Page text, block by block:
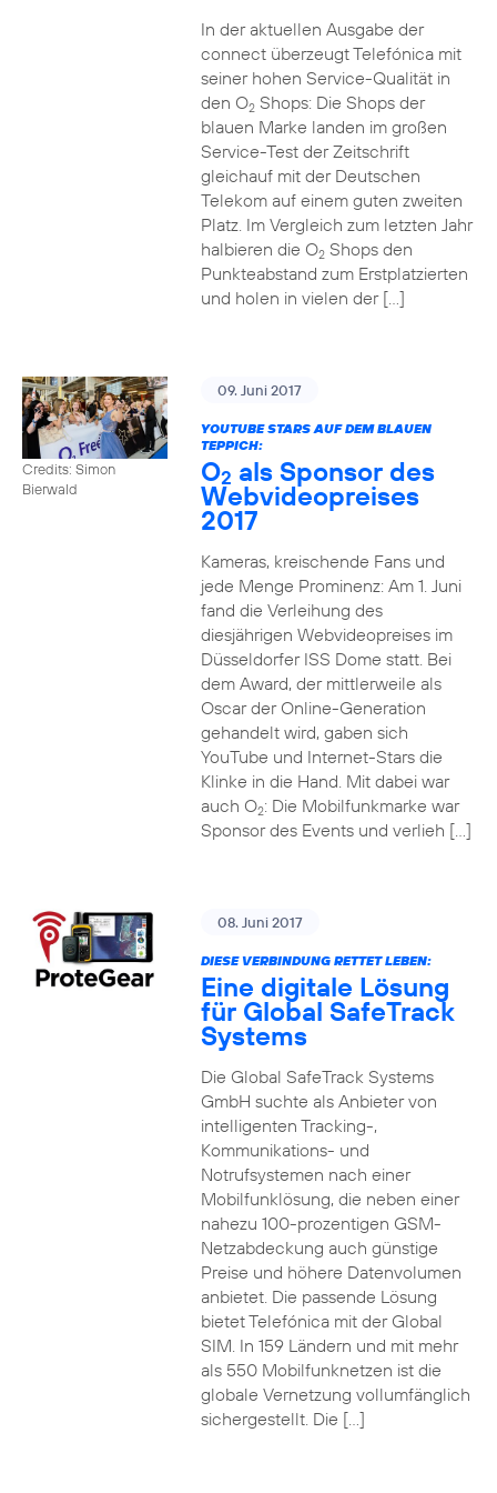
In der aktuellen Ausgabe der
connect überzeugt Telefónica mit
seiner hohen Service-Qualität in
den O2Shops: Die Shops der
blauen Marke landen im großen
Service-Test der Zeitschrift
gleichauf mit der Deutschen
Telekom auf einem guten zweiten
Platz. Im Vergleich zum letzten Jahr
halbieren die O2Shops den
Punkteabstand zum Erstplatzierten
und holen in vielen der […]
Credits: Simon
Bierwald
09. Juni 2017
YOUTUBE STARS AUF DEM BLAUEN
TEPPICH:
O2 als Sponsor des
Webvideopreises
2017
Kameras, kreischende Fans und
jede Menge Prominenz: Am 1. Juni
fand die Verleihung des
diesjährigen Webvideopreises im
Düsseldorfer ISS Dome statt. Bei
dem Award, der mittlerweile als
Oscar der Online-Generation
gehandelt wird, gaben sich
YouTube und Internet-Stars die
Klinke in die Hand. Mit dabei war
auch O2: Die Mobilfunkmarke war
Sponsor des Events und verlieh […]
08. Juni 2017
DIESE VERBINDUNG RETTET LEBEN:
Eine digitale Lösung
für Global SafeTrack
Systems
Die Global SafeTrack Systems
GmbH suchte als Anbieter von
intelligenten Tracking-,
Kommunikations- und
Notrufsystemen nach einer
Mobilfunklösung, die neben einer
nahezu 100-prozentigen GSM-
Netzabdeckung auch günstige
Preise und höhere Datenvolumen
anbietet. Die passende Lösung
bietet Telefónica mit der Global
SIM. In 159 Ländern und mit mehr
als 550 Mobilfunknetzen ist die
globale Vernetzung vollumfänglich
sichergestellt. Die […]